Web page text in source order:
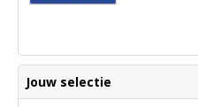
Jouw selectie